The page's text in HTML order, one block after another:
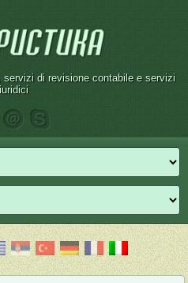
di revisione contabile e servizi